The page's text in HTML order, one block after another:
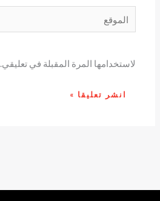
الموقع
لاستخدامها المرة المقبلة في تعليقي.